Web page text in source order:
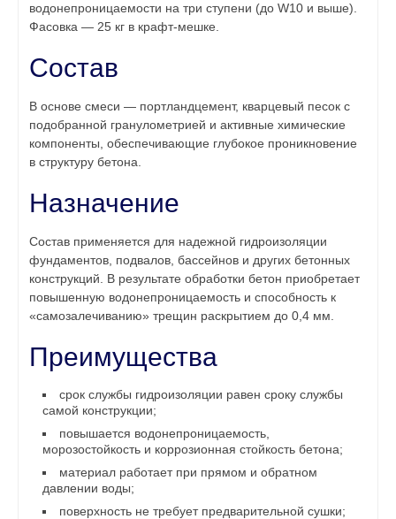
водонепроницаемости на три ступени (до W10 и выше).
Фасовка — 25 кг в крафт-мешке.
Состав
В основе смеси — портландцемент, кварцевый песок с
подобранной гранулометрией и активные химические
компоненты, обеспечивающие глубокое проникновение
в структуру бетона.
Назначение
Состав применяется для надежной гидроизоляции
фундаментов, подвалов, бассейнов и других бетонных
конструкций. В результате обработки бетон приобретает
повышенную водонепроницаемость и способность к
«самозалечиванию» трещин раскрытием до 0,4 мм.
Преимущества
срок службы гидроизоляции равен сроку службы
самой конструкции;
повышается водонепроницаемость,
морозостойкость и коррозионная стойкость бетона;
материал работает при прямом и обратном
давлении воды;
поверхность не требует предварительной сушки;